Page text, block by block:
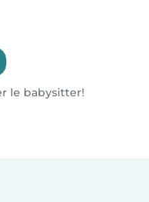
le babysitter!